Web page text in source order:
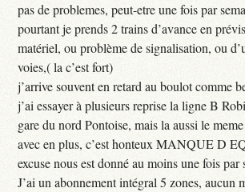
pas de problemes, peut-etre une fois par
pourtant je prends 2 trains d’avance en
matériel, ou problème de signalisation, ou
voies,( la c’est fort)
j’arrive souvent en retard au boulot comme
j’ai essayer à plusieurs reprise la ligne B
gare du nord Pontoise, mais la aussi le
avec en plus, c’est honteux MANQUE D
excuse nous est donné au moins une fois par
J’ai un abonnement intégral 5 zones, aucun